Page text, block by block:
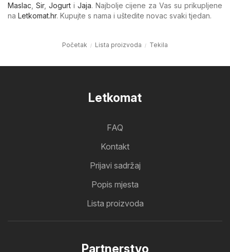
Maslac Sir, Jogurti Jaja. Najbolje cijene za Vas su prikupljene
na Letkomat.hr. Kupujte s nama i uštedite novac svaki tjedan.
Početak Lista proizvoda Tekila
Letkomat
FAQ
Kontakt
Prijavi sadržaj
Popis mjesta
Lista proizvoda
Partnerstvo